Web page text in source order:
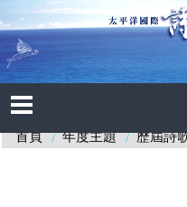
首頁 年度主題 歷屆詩